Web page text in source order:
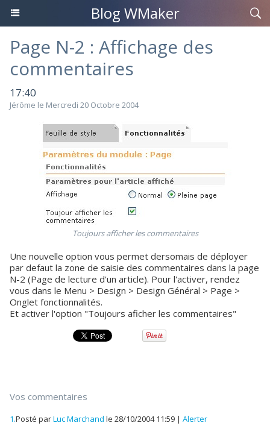
Blog WMaker
Page N-2 : Affichage des
commentaires
17:40
Jérôme le Mercredi 20 Octobre 2004
Toujours afficher les commentaires
Une nouvelle option vous permet dersomais de déployer
par defaut la zone de saisie des commentaires dans la page
N-2 (Page de lecture d'un article). Pour l'activer, rendez
vous dans le Menu > Design > Design Général > Page >
Onglet fonctionnalités.
Et activer l'option "Toujours aficher les commentaires"
Vos commentaires
1.Posté parLuc Marchand le 28/10/2004 11:59 | Alerter